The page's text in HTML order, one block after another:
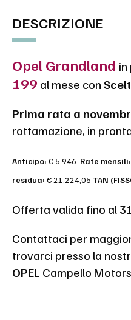
DESCRIZIONE
Opel Grandland
199 al mese con
Prima rata a
rottamazione, in
Anticipo: € 5.946 Rate mensili:
residua: € 21.224,05 TAN
Offerta valida fino al
Contattaci per
trovarci presso la
OPEL Campello